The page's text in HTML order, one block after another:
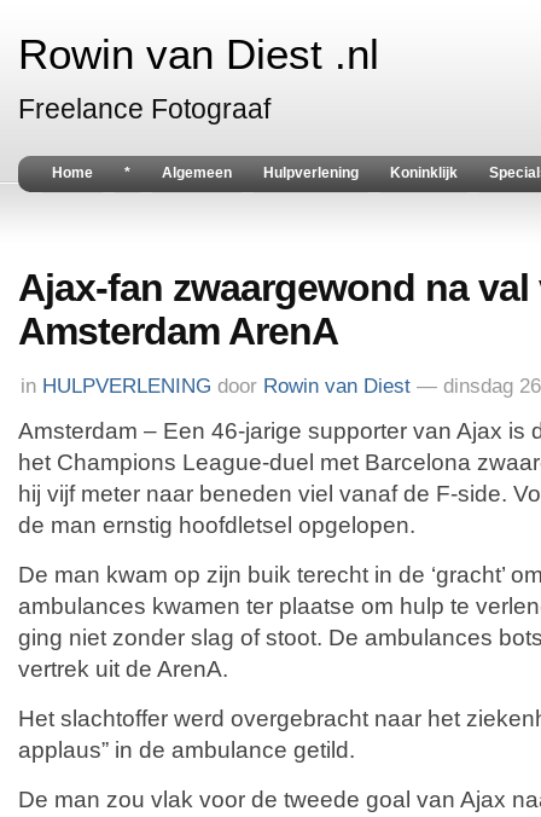
Rowin van Diest .nl
Freelance Fotograaf
Home * Algemeen Hulpverlening Koninklijk
Ajax-fan zwaargewond na
Amsterdam ArenA
in HULPVERLENING door Rowin van Diest — dinsdag
Amsterdam – Een 46-jarige supporter van Ajax is
het Champions League-duel met Barcelona
hij vijf meter naar beneden viel vanaf de F-side.
de man ernstig hoofdletsel opgelopen.
De man kwam op zijn buik terecht in de ‘gracht’
ambulances kwamen ter plaatse om hulp te
ging niet zonder slag of stoot. De ambulances
vertrek uit de ArenA.
Het slachtoffer werd overgebracht naar het
applaus” in de ambulance getild.
De man zou vlak voor de tweede goal van Ajax